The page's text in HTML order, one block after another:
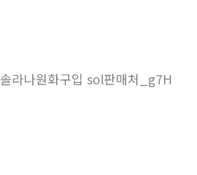
라나원화구입 sol판매처_g7H